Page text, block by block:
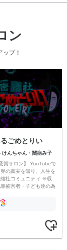
ン
プ！
ごめとりい
けんちゃん・闇病み子
賞サロン】 YouTubeで
の真実を知り、人生を
結社コミュニティ ※収
被害者・子ども達の為